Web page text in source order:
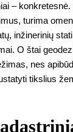
–
turima
inžinerinių
O štai
nes
tikslius